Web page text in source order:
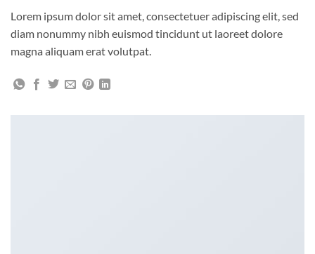
Lorem ipsum dolor sit amet, consectetuer adipiscing elit, sed
diam nonummy nibh euismod tincidunt ut laoreet dolore
magna aliquam erat volutpat.